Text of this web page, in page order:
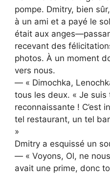
pompe. Dmitry, bien
à un ami et a payé le
était aux
recevant des
photos. À un moment
vers nous.
— « Dimochka,
tous les deux. « Je suis
reconnaissante ! C’est
tel restaurant, un tel
»
Dmitry a esquissé un
— « Voyons, Ol, ne
avait une prime, donc